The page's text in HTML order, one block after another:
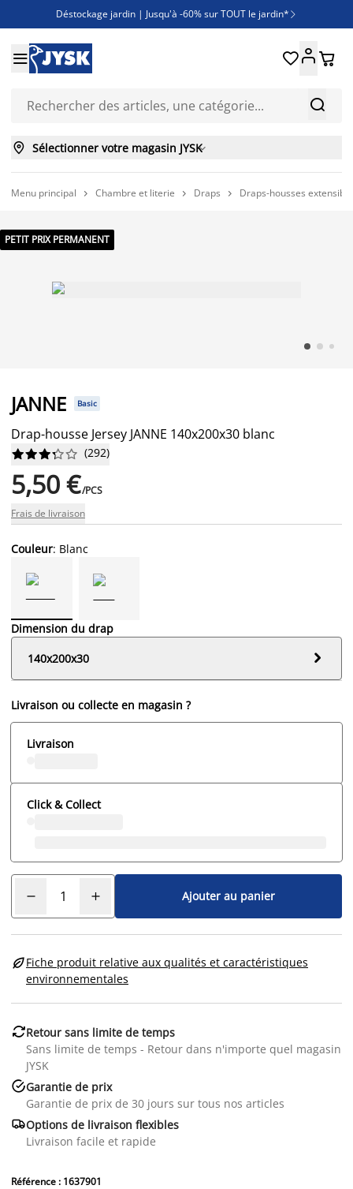
Déstockage jardin | Jusqu'à -60% sur TOUT le jardin* 
Jusqu'à -50% sur une sélection literie
Découvrez les nouveautés de la collection


 
 Sélectionner votre magasin JYSK
Menu principal  Chambre et literie  Draps  Draps-housses
PETIT PRIX PERMANENT
JANNE Basic
Drap-housse Jersey JANNE 140x200x30 blanc





 (292)
5,50 €/PCS
Frais de livraison
Couleur: Blanc
Dimension du drap
140x200x30

Livraison ou collecte en magasin ?
Livraison
Click & Collect
Ajouter au panier
Fiche produit relative aux qualités et caractéristiques
environnementales
Retour sans limite de temps
Sans limite de temps - Retour dans n'importe quel magasin
JYSK
Garantie de prix
Garantie de prix de 30 jours sur tous nos articles
Options de livraison flexibles
Livraison facile et rapide
Référence : 1637901